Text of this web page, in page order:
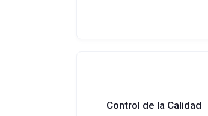
Control de la Calidad